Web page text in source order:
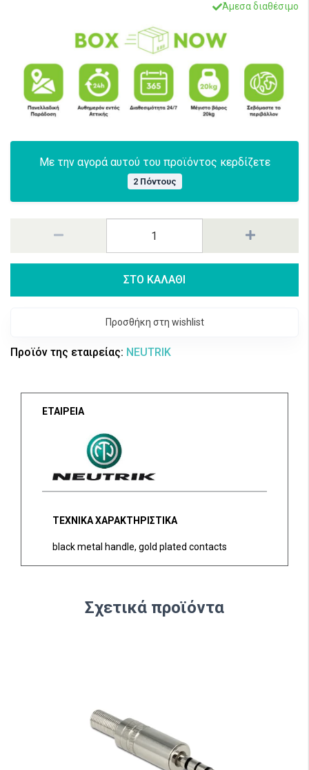
Άμεσα διαθέσιμο
Με την αγορά αυτού του προϊόντος κερδίζετε
2 Πόντους
ΣΤΟ ΚΑΛΑΘΙ
Προσθήκη στη wishlist
Προϊόν της εταιρείας: NEUTRIK
ΕΤΑΙΡΕΙΑ
ΤΕΧΝΙΚΑ ΧΑΡΑΚΤΗΡΙΣΤΙΚΑ
black metal handle, gold plated contacts
Σχετικά προϊόντα